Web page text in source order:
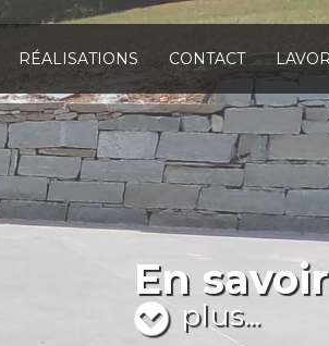
RÉALISATIONS CONTACT
En savoir
plus...